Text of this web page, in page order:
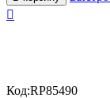

Код:RP85490